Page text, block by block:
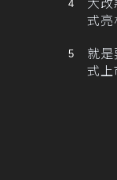
式
就
式